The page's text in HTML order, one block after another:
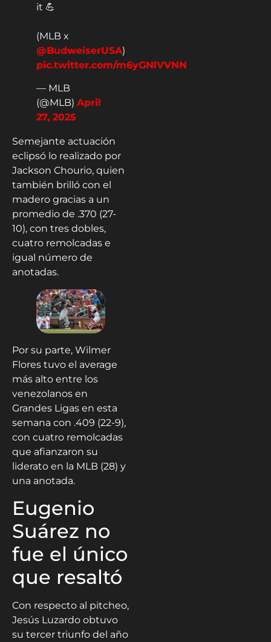
it 💪
(MLB x
@BudweiserUSA)
pic.twitter.com/m6yGNlVVNN
— MLB
(@MLB) April
27, 2025
Semejante actuación
eclipsó lo realizado por
Jackson Chourio, quien
también brilló con el
madero gracias a un
promedio de .370 (27-
10), con tres dobles,
cuatro remolcadas e
igual número de
anotadas.
Por su parte, Wilmer
Flores tuvo el average
más alto entre los
venezolanos en
Grandes Ligas en esta
semana con .409 (22-9),
con cuatro remolcadas
que afianzaron su
liderato en la MLB (28) y
una anotada.
Eugenio
Suárez no
fue el único
que resaltó
Con respecto al pitcheo,
Jesús Luzardo obtuvo
su tercer triunfo del año